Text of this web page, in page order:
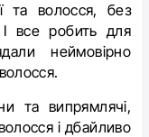
та волосся, без
все робить для
неймовірно
та випрямлячі,
і дбайливо